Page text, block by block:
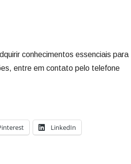
conhecimentos essenciais para
entre em contato pelo telefone
LinkedIn